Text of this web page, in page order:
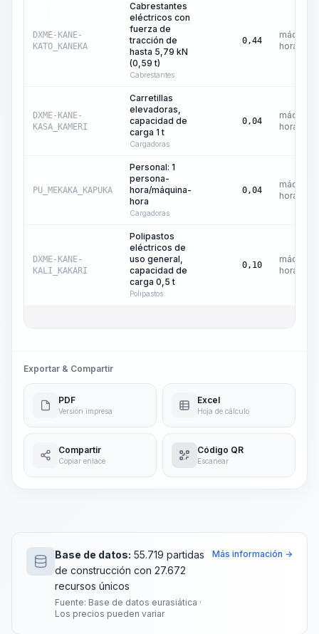
DXME-KANE-
KATO_KANEKA
Cabrestantes
eléctricos con
fuerza de
tracción de
hasta 5,79 kN
(0,59 t)
Cabrestantes
0,44
máquina-
hora
DXME-KANE-
KASA_KAMERI
Carretillas
elevadoras,
capacidad de
carga 1 t
Cargadoras
0,04
máquina-
hora
PU_MEKAKA_KAPUKA
Personal: 1
persona-
hora/máquina-
hora
Cargadoras
0,04
máquina-
hora
DXME-KANE-
KALI_KAKARI
Polipastos
eléctricos de
uso general,
capacidad de
carga 0,5 t
Polipastos
0,10
máquina-
hora
Exportar & Compartir
PDF
Versión impresa
Excel
Hoja de cálculo
Compartir
Copiar enlace
Código QR
Escanear
Base de datos: 55.719 partidas
de construcción con 27.672
recursos únicos
Fuente: Base de datos eurasiática ·
Los precios pueden variar
Más información →